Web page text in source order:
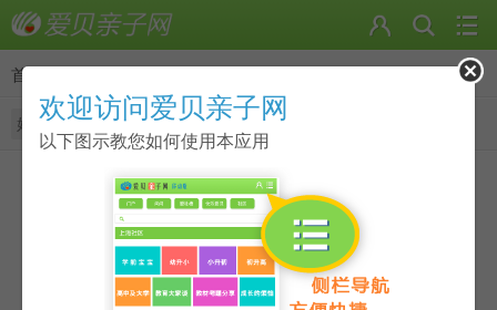
首页
好友的日志 我的日志 随便看看
欢迎访问爱贝亲子网
以下图示教您如何使用本应用